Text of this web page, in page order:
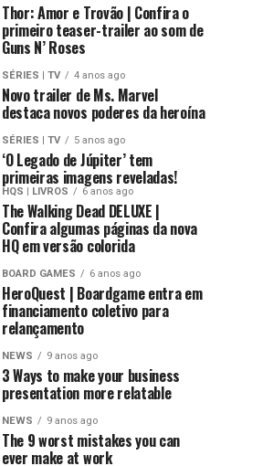
Thor: Amor e Trovão | Confira o
primeiro teaser-trailer ao som de
Guns N’ Roses
SÉRIES | TV 4 anos ago
Novo trailer de Ms. Marvel
destaca novos poderes da heroína
SÉRIES | TV 5 anos ago
‘O Legado de Júpiter’ tem
primeiras imagens reveladas!
HQS | LIVROS 6 anos ago
The Walking Dead DELUXE |
Confira algumas páginas da nova
HQ em versão colorida
BOARD GAMES 6 anos ago
HeroQuest | Boardgame entra em
financiamento coletivo para
relançamento
NEWS 9 anos ago
3 Ways to make your business
presentation more relatable
NEWS 9 anos ago
The 9 worst mistakes you can
ever make at work